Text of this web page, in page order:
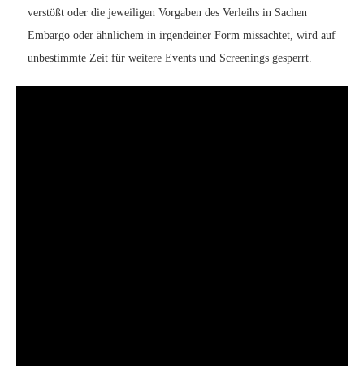
verstößt oder die jeweiligen Vorgaben des Verleihs in Sachen
Embargo oder ähnlichem in irgendeiner Form missachtet, wird auf
unbestimmte Zeit für weitere Events und Screenings gesperrt.